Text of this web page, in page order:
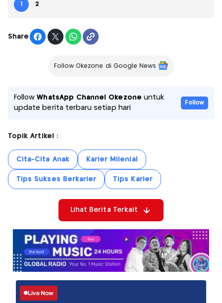
1 2
Share
Follow Okezone di Google News
FollowWhatsApp Channel Okezone untuk
update berita terbaru setiap hari
Follow
Topik Artikel :
Cita-Cita Anak Karier Milenial
Tips Sukses Berkarier Tips Karier
Lihat Berita Terkait
Live Now